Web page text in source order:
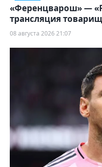
«Ференцварош» —
трансляция
08 августа 2026 21:07